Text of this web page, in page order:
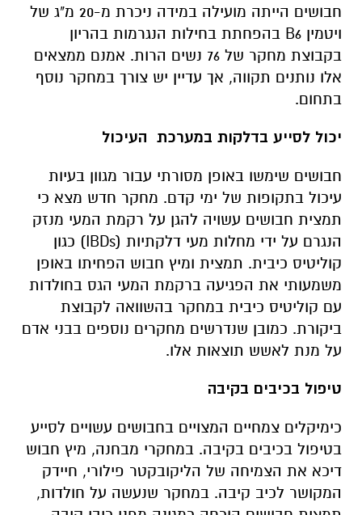
חבושים הייתה מועילה במידה ניכרת מ-20 מ"ג של
ויטמין B6 בהפחתת בחילות הנגרמות בהריון
בקבוצת מחקר של 76 נשים הרות. אמנם ממצאים
אלו נותנים תקווה, אך עדיין יש צורך במחקר נוסף
בתחום.
יכול לסייע בדלקות במערכת העיכול
חבושים שימשו באופן מסורתי עבור מגוון בעיות
עיכול בתקופות של ימי קדם. מחקר חדש מצא כי
תמצית חבושים עשויה להגן על רקמת המעי מנזק
הנגרם על ידי מחלות מעי דלקתיות (IBDs) כגון
קוליטיס כיבית. תמצית ומיץ חבוש הפחיתו באופן
משמעותי את הפגיעה ברקמת המעי הגס בחולדות
עם קוליטיס כיבית במחקר בהשוואה לקבוצת
ביקורת. כמובן שנדרשים מחקרים נוספים בבני אדם
על מנת לאשש תוצאות אלו.
טיפול בכיבים בקיבה
כימיקלים צמחיים המצויים בחבושים עשויים לסייע
בטיפול בכיבים בקיבה. במחקרי מבחנה, מיץ חבוש
דיכא את הצמיחה של הליקובקטר פילורי, חיידק
המקושר לכיב קיבה. במחקר שנעשה על חולדות,